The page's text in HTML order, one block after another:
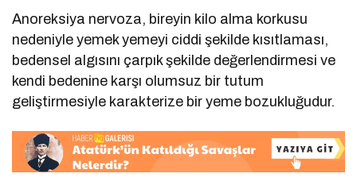
Anoreksiya nervoza, bireyin kilo alma korkusu
nedeniyle yemek yemeyi ciddi şekilde kısıtlaması,
bedensel algısını çarpık şekilde değerlendirmesi ve
kendi bedenine karşı olumsuz bir tutum
geliştirmesiyle karakterize bir yeme bozukluğudur.